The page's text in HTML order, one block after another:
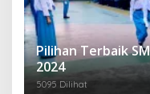
Pilihan Terbaik
2024
5095 Dilihat